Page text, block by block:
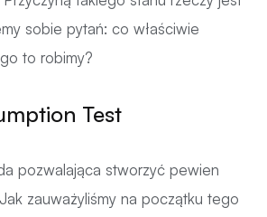
sobie pytań: co właściwie
to robimy?
Test
pozwalająca stworzyć pewien
zauważyliśmy na początku tego